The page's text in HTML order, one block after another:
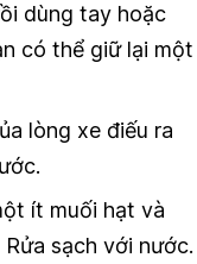
dùng tay hoặc
có thể giữ lại một
lòng xe điếu ra
ít muối hạt và
sạch với nước.